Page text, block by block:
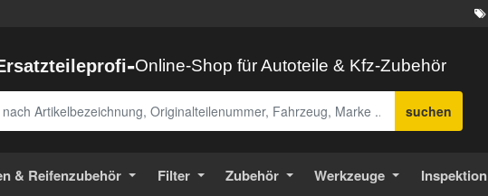
-Online-Shop für Autoteile & Kfz-Zubehör
suchen
& Reifenzubehör Filter Zubehör Werkzeuge Inspektion